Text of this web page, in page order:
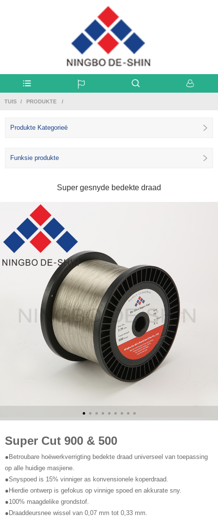
TUIS PRODUKTE
Produkte Kategorieë
Funksie produkte
Super gesnyde bedekte draad
Super Cut 900 & 500
●Betroubare hoëwerkverrigting bedekte draad universeel van toepassing
op alle huidige masjiene.
●Snyspoed is 15% vinniger as konvensionele koperdraad.
●Hierdie ontwerp is gefokus op vinnige spoed en akkurate sny.
●100% maagdelike grondstof.
●Draaddeursnee wissel van 0,07 mm tot 0,33 mm.